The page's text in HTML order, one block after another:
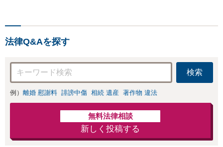
に最適な文案を考え出
法律Q&Aを探す
検索
例） 離婚 慰謝料 誹謗中傷 相続 遺産 著作物 違法
無料法律相談
新しく投稿する